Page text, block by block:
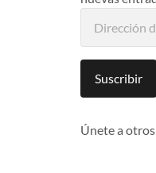
electrónico
Suscribir
Únete a